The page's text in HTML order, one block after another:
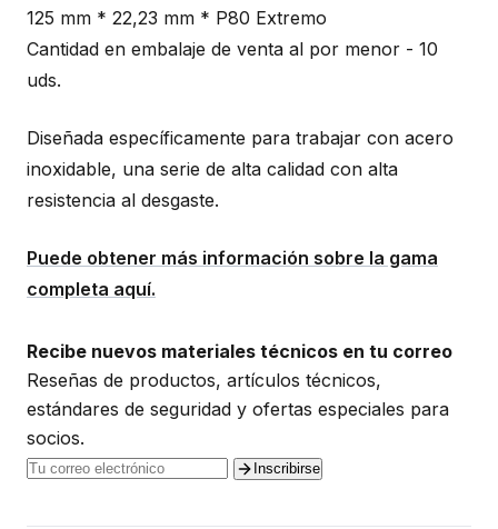
125 mm * 22,23 mm * P80 Extremo
Cantidad en embalaje de venta al por menor - 10
uds.
Diseñada específicamente para trabajar con acero
inoxidable, una serie de alta calidad con alta
resistencia al desgaste.
Puede obtener más información sobre la gama
completa aquí.
Recibe nuevos materiales técnicos en tu correo
Reseñas de productos, artículos técnicos,
estándares de seguridad y ofertas especiales para
socios.
Inscribirse